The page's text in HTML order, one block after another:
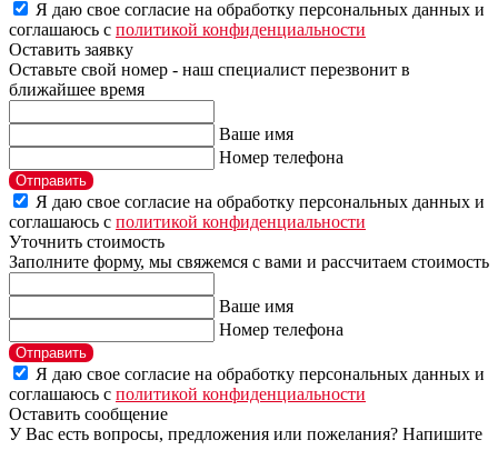
Я даю свое согласие на обработку персональных данных и
соглашаюсь с политикой конфиденциальности
Оставить заявку
Оставьте свой номер - наш специалист перезвонит в
ближайшее время
Ваше имя
Номер телефона
Отправить
Я даю свое согласие на обработку персональных данных и
соглашаюсь с политикой конфиденциальности
Уточнить стоимость
Заполните форму, мы свяжемся с вами и рассчитаем стоимость
Ваше имя
Номер телефона
Отправить
Я даю свое согласие на обработку персональных данных и
соглашаюсь с политикой конфиденциальности
Оставить сообщение
У Вас есть вопросы, предложения или пожелания? Напишите